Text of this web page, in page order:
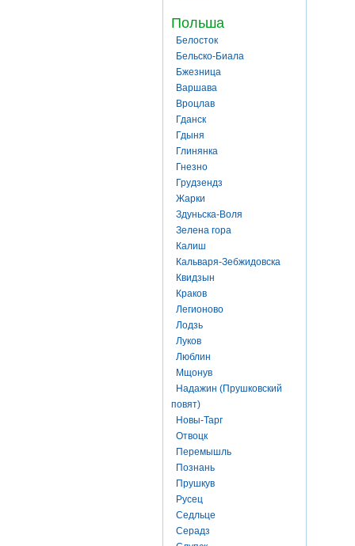
Польша
Белосток
Бельско-Биала
Бжезница
Варшава
Вроцлав
Гданск
Гдыня
Глинянка
Гнезно
Грудзендз
Жарки
Здуньска-Воля
Зелена гора
Калиш
Кальваря-Зебжидовска
Квидзын
Краков
Легионово
Лодзь
Луков
Люблин
Мщонув
Надажин (Прушковский
повят)
Новы-Тарг
Отвоцк
Перемышль
Познань
Прушкув
Русец
Седльце
Серадз